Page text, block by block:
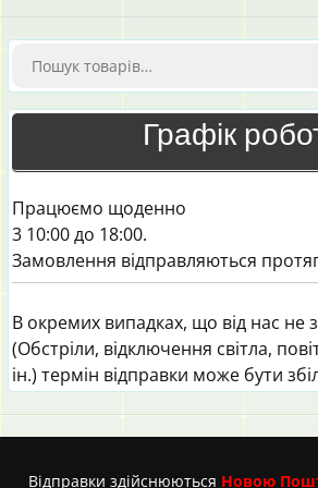
Шукати:
Графік
Працюємо щоденно
3 10:00 до 18:00.
Замовлення відправляються
В окремих випадках, що від нас не
(Обстріли, відключення світла,
ін.) термін відправки може бути
Вiдправки здійснюються Новою